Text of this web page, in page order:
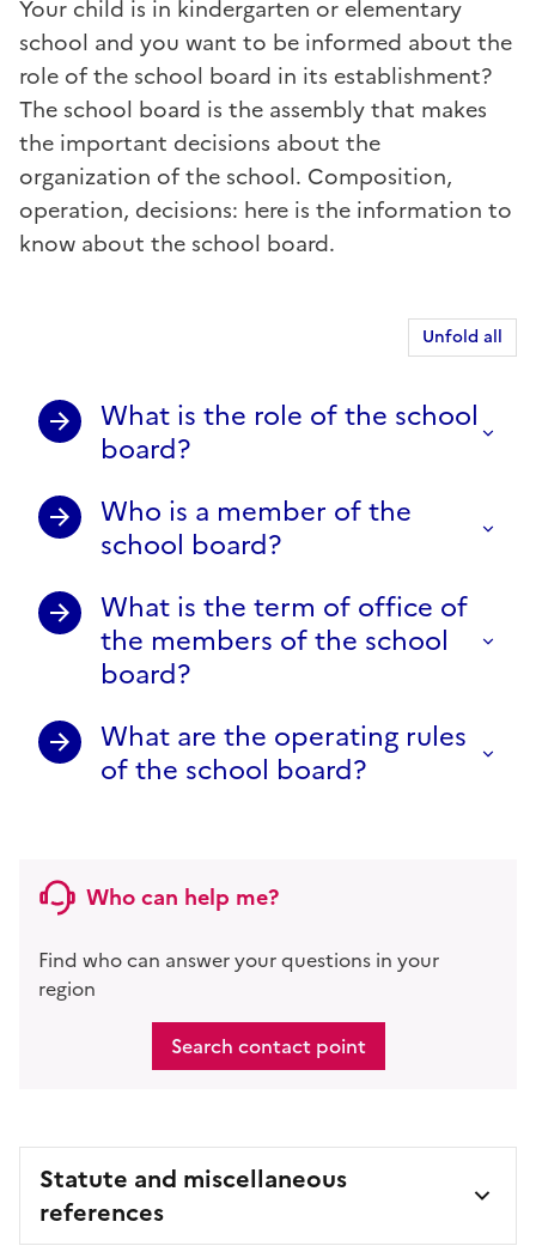
Your child is in kindergarten or elementary
school and you want to be informed about the
role of the school board in its establishment?
The school board is the assembly that makes
the important decisions about the
organization of the school. Composition,
operation, decisions: here is the information to
know about the school board.
Unfold all
What is the role of the school
board?
Who is a member of the
school board?
What is the term of office of
the members of the school
board?
What are the operating rules
of the school board?
Who can help me?
Find who can answer your questions in your
region
Search contact point
Statute and miscellaneous
references